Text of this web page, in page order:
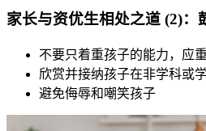
家长与资优生相处之道 (2)：
不要只着重孩子的能力，应
欣赏并接纳孩子在非学科或
避免侮辱和嘲笑孩子